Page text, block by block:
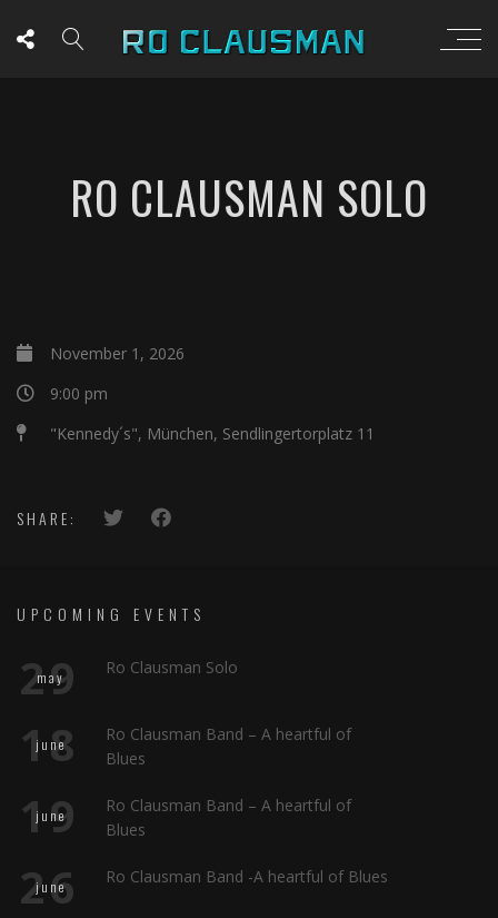
RO CLAUSMAN SOLO
November 1, 2026
9:00 pm
"Kennedy´s", München, Sendlingertorplatz 11
SHARE:
UPCOMING EVENTS
29
may Ro Clausman Solo
18
june
Ro Clausman Band – A heartful of
Blues
19
june
Ro Clausman Band – A heartful of
Blues
26
june Ro Clausman Band -A heartful of Blues